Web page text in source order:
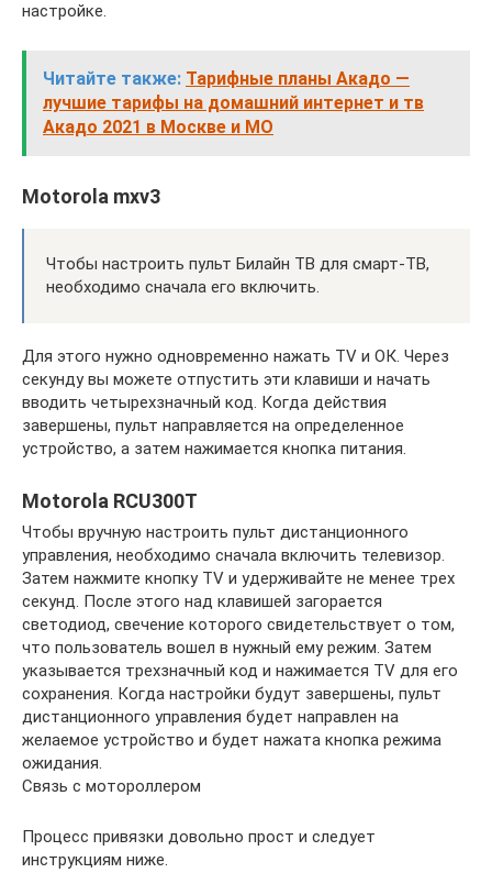
настройке.
Читайте также: Тарифные планы Акадо —
лучшие тарифы на домашний интернет и тв
Акадо 2021 в Москве и МО
Мotorola mxv3
Чтобы настроить пульт Билайн ТВ для смарт-ТВ,
необходимо сначала его включить.
Для этого нужно одновременно нажать TV и ОК. Через
секунду вы можете отпустить эти клавиши и начать
вводить четырехзначный код. Когда действия
завершены, пульт направляется на определенное
устройство, а затем нажимается кнопка питания.
Motorola RCU300T
Чтобы вручную настроить пульт дистанционного
управления, необходимо сначала включить телевизор.
Затем нажмите кнопку TV и удерживайте не менее трех
секунд. После этого над клавишей загорается
светодиод, свечение которого свидетельствует о том,
что пользователь вошел в нужный ему режим. Затем
указывается трехзначный код и нажимается TV для его
сохранения. Когда настройки будут завершены, пульт
дистанционного управления будет направлен на
желаемое устройство и будет нажата кнопка режима
ожидания.
Связь с мотороллером
Процесс привязки довольно прост и следует
инструкциям ниже.